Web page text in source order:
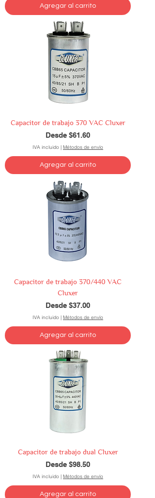
Agregar al carrito
Capacitor de trabajo 370 VAC Cluxer
Desde $61.60
Precio de oferta
IVA incluido | Métodos de envío
Agregar al carrito
Capacitor de trabajo 370/440 VAC
Cluxer
Desde $37.00
Precio de oferta
IVA incluido | Métodos de envío
Agregar al carrito
Capacitor de trabajo dual Cluxer
Desde $98.50
Precio de oferta
IVA incluido | Métodos de envío
Agregar al carrito